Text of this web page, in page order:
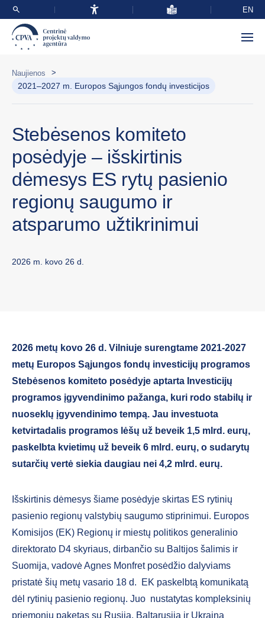
EN
Naujienos >
2021–2027 m. Europos Sąjungos fondų investicijos
Stebėsenos komiteto
posėdyje – išskirtinis
dėmesys ES rytų pasienio
regionų saugumo ir
atsparumo užtikrinimui
2026 m. kovo 26 d.
2026 metų kovo 26 d. Vilniuje surengtame 2021-2027
metų Europos Sąjungos fondų investicijų programos
Stebėsenos komiteto posėdyje aptarta Investicijų
programos įgyvendinimo pažanga, kuri rodo stabilų ir
nuoseklų įgyvendinimo tempą. Jau investuota
ketvirtadalis programos lėšų už beveik 1,5 mlrd. eurų,
paskelbta kvietimų už beveik 6 mlrd. eurų, o sudarytų
sutarčių vertė siekia daugiau nei 4,2 mlrd. eurų.
Išskirtinis dėmesys šiame posėdyje skirtas ES rytinių
pasienio regionų valstybių saugumo stiprinimui. Europos
Komisijos (EK) Regionų ir miestų politikos generalinio
direktorato D4 skyriaus, dirbančio su Baltijos šalimis ir
Suomija, vadovė Agnes Monfret posėdžio dalyviams
pristatė šių metų vasario 18 d. EK paskelbtą komunikatą
dėl rytinių pasienio regionų. Juo nustatytas kompleksinių
priemonių paketas su Rusija, Baltarusija ir Ukraina